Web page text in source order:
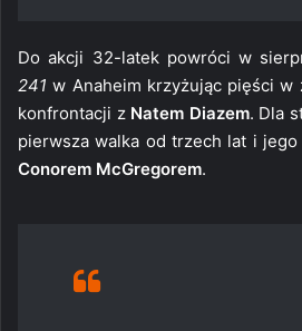
Do akcji 32-latek powróci w
241 w Anaheim krzyżując pięści w
konfrontacji z Natem Diazem. Dla
pierwsza walka od trzech lat i
Conorem McGregorem.